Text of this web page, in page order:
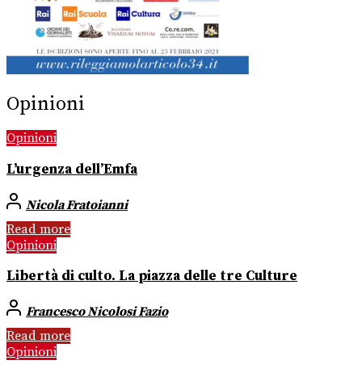
Opinioni
Opinioni
L’urgenza dell’Emfa
Nicola Fratoianni
Read more
Opinioni
Libertà di culto. La piazza delle tre Culture
Francesco Nicolosi Fazio
Read more
Opinioni